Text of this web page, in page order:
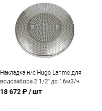
Накладка н/с Hugo Lahme для
водозабора 2 1/2" до 16м3/ч
(8671520)
18 672 ₽/ шт